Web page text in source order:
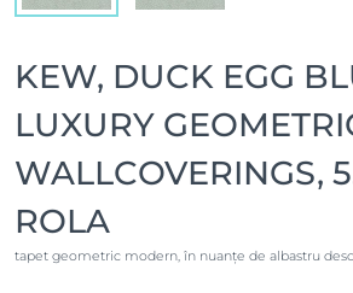
KEW, DUCK EGG
LUXURY
WALLCOVERINGS,
ROLA
tapet geometric modern, în nuanțe de albastru